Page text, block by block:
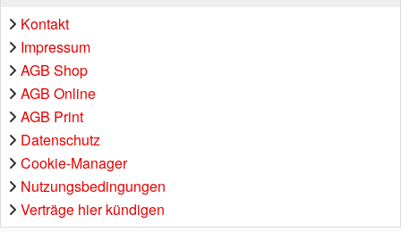
Kontakt
Impressum
AGB Shop
AGB Online
AGB Print
Datenschutz
Cookie-Manager
Nutzungsbedingungen
Verträge hier kündigen